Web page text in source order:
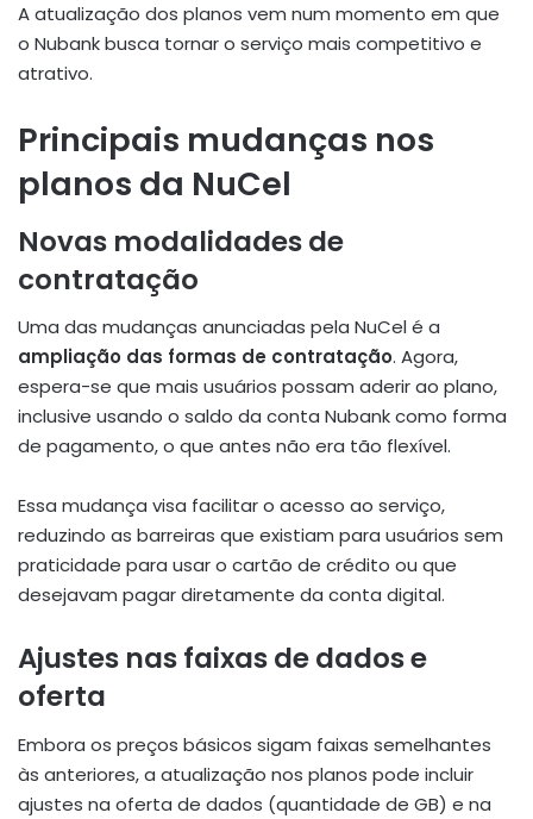
A atualização dos planos vem num momento em que
o Nubank busca tornar o serviço mais competitivo e
atrativo.
Principais mudanças nos
planos da NuCel
Novas modalidades de
contratação
Uma das mudanças anunciadas pela NuCel é a
ampliação das formas de contratação. Agora,
espera-se que mais usuários possam aderir ao plano,
inclusive usando o saldo da conta Nubank como forma
de pagamento, o que antes não era tão flexível.
Essa mudança visa facilitar o acesso ao serviço,
reduzindo as barreiras que existiam para usuários sem
praticidade para usar o cartão de crédito ou que
desejavam pagar diretamente da conta digital.
Ajustes nas faixas de dados e
oferta
Embora os preços básicos sigam faixas semelhantes
às anteriores, a atualização nos planos pode incluir
ajustes na oferta de dados (quantidade de GB) e na